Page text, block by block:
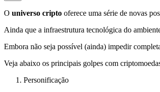
O universo cripto oferece uma série de novas
Ainda que a infraestrutura tecnológica do
Embora não seja possível (ainda) impedir
Veja abaixo os principais golpes com
Personificação